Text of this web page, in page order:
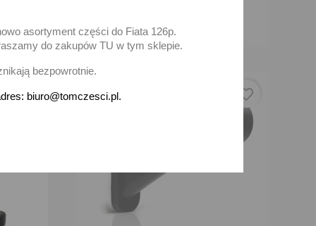
favorite_border favorite_border
asortyment części do Fiata 126p.
do zakupów TU w tym sklepie.
bezpowrotnie.
biuro@tomczesci.pl.